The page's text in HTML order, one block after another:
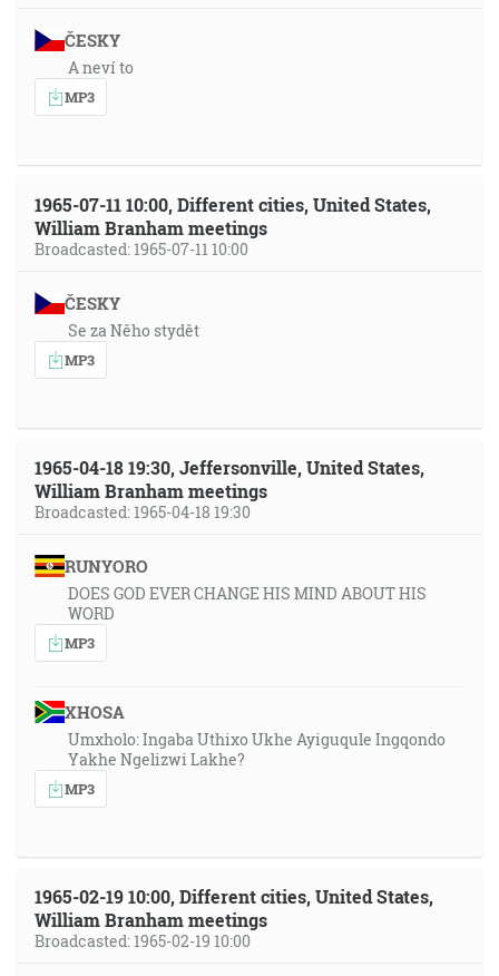
ČESKY
A neví to
MP3
1965-07-11 10:00, Different cities, United States,
William Branham meetings
Broadcasted: 1965-07-11 10:00
ČESKY
Se za Něho stydět
MP3
1965-04-18 19:30, Jeffersonville, United States,
William Branham meetings
Broadcasted: 1965-04-18 19:30
RUNYORO
DOES GOD EVER CHANGE HIS MIND ABOUT HIS
WORD
MP3
XHOSA
Umxholo: Ingaba Uthixo Ukhe Ayiguqule Ingqondo
Yakhe Ngelizwi Lakhe?
MP3
1965-02-19 10:00, Different cities, United States,
William Branham meetings
Broadcasted: 1965-02-19 10:00